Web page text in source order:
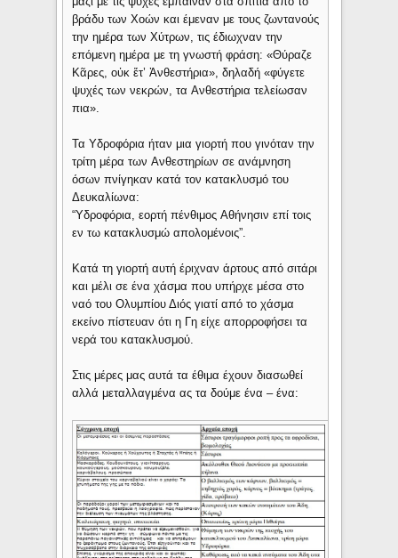
βράδυ των Xοών και έμεναν με τους ζωντανούς
την ημέρα των Xύτρων, τις έδιωχναν την
επόμενη ημέρα με τη γνωστή φράση: «Θύραζε
Κᾶρες, οὐκ ἔτ’ Ἀνθεστήρια», δηλαδή «φύγετε
ψυχές των νεκρών, τα Aνθεστήρια τελείωσαν
πια».
Τα Υδροφόρια ήταν μια γιορτή που γινόταν την
τρίτη μέρα των Aνθεστηρίων σε ανάμνηση
όσων πνίγηκαν κατά τον κατακλυσμό του
Δευκαλίωνα:
“Yδροφόρια, εορτή πένθιμος Aθήνησιν επί τοις
εν τω κατακλυσμώ απολομένοις”.
Κατά τη γιορτή αυτή έριχναν άρτους από σιτάρι
και μέλι σε ένα χάσμα που υπήρχε μέσα στο
ναό του Oλυμπίου Διός γιατί από το χάσμα
εκείνο πίστευαν ότι η Γη είχε απορροφήσει τα
νερά του κατακλυσμού.
Στις μέρες μας αυτά τα έθιμα έχουν διασωθεί
αλλά μεταλλαγμένα ας τα δούμε ένα – ένα: